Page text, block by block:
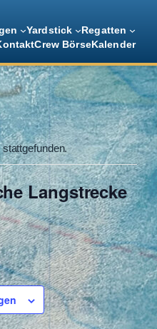
Yardstick
Regatten
Crew BörseKalender
Langstrecke